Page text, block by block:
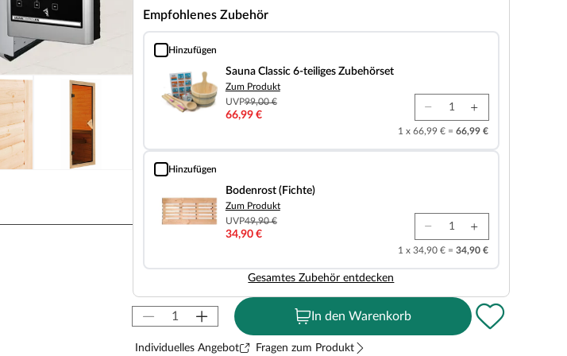
Empfohlenes Zubehör
Hinzufügen
Sauna Classic 6-teiliges Zubehörset
Sauna Classic 6-teiliges Zubehörset
Zum Produkt
UVP99,00 €
66,99 €
1 x 66,99 € = 66,99 €
Hinzufügen
Bodenrost (Fichte)
Bodenrost (Fichte)
Zum Produkt
UVP49,90 €
34,90 €
1 x 34,90 € = 34,90 €
Gesamtes Zubehör entdecken
In den Warenkorb
Individuelles Angebot Fragen zum Produkt